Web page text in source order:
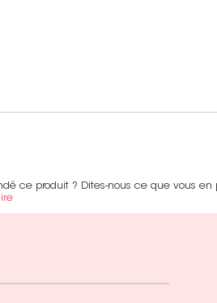
ce produit ? Dites-nous ce que vous en